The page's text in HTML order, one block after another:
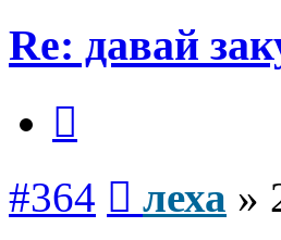
Re: давай
#364 леха »